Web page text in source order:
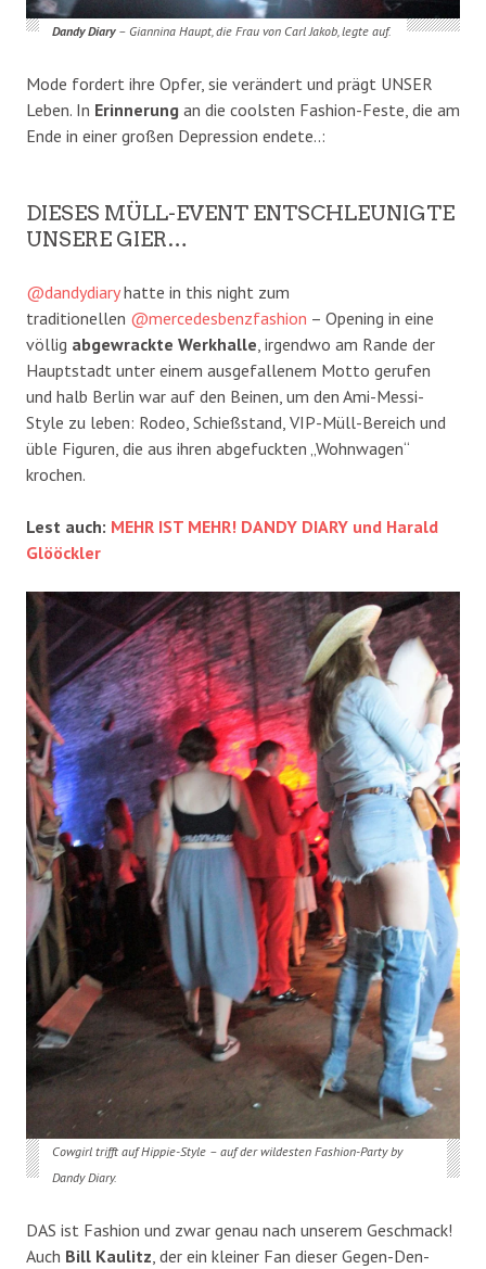
Dandy Diary– Giannina Haupt, die Frau von Carl Jakob, legte auf.
Mode fordert ihre Opfer, sie verändert und prägt UNSER
Leben. In Erinnerung an die coolsten Fashion-Feste, die am
Ende in einer großen Depression endete..:
DIESES MÜLL-EVENT ENTSCHLEUNIGTE
UNSERE GIER…
@dandydiaryhatte in this night zum
traditionellen @mercedesbenzfashion – Opening in eine
völlig abgewrackte Werkhalle , irgendwo am Rande der
Hauptstadt unter einem ausgefallenem Motto gerufen
und halb Berlin war auf den Beinen, um den Ami-Messi-
Style zu leben: Rodeo, Schießstand, VIP-Müll-Bereich und
üble Figuren, die aus ihren abgefuckten „Wohnwagen“
krochen.
Lest auch: MEHR IST MEHR! DANDY DIARY und Harald
Glööckler
Cowgirl trifft auf Hippie-Style – auf der wildesten Fashion-Party by
Dandy Diary.
DAS ist Fashion und zwar genau nach unserem Geschmack!
Auch Bill Kaulitz , der ein kleiner Fan dieser Gegen-Den-